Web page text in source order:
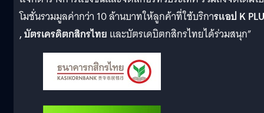
โมชั่นรวมมูลค่ากว่า 10 ล้านบาทให้ลูกค้าที่ใช้บริการแอป K
, บัตรเครดิตกสิกรไทย และบัตรเดบิตกสิกรไทยได้ร่วมสนุก”